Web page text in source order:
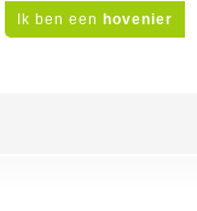
Ik ben een hovenier